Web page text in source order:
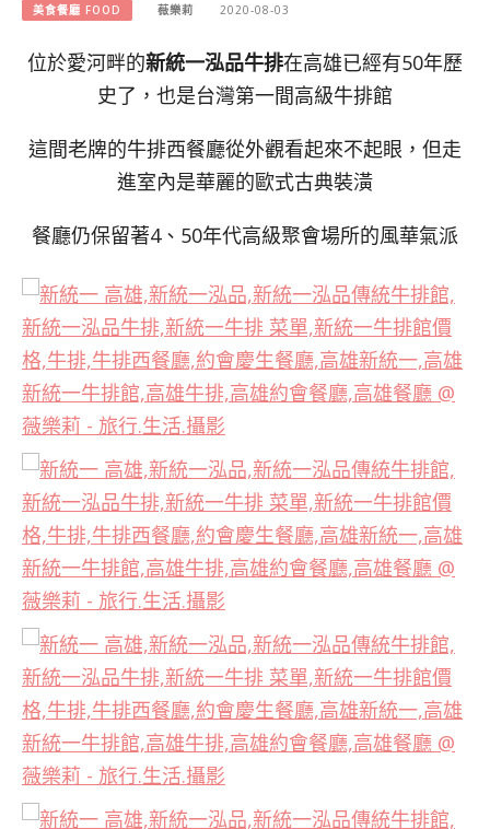
美食餐廳 FOOD 薇樂莉 2020-08-03
位於愛河畔的新統一泓品牛排在高雄已經有50年歷
史了，也是台灣第一間高級牛排館
這間老牌的牛排西餐廳從外觀看起來不起眼，但走
進室內是華麗的歐式古典裝潢
餐廳仍保留著4、50年代高級聚會場所的風華氣派